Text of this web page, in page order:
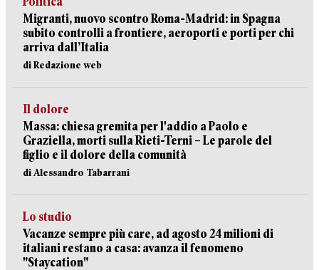
Migranti, nuovo scontro Roma-Madrid: in Spagna
subito controlli a frontiere, aeroporti e porti per chi
arriva dall’Italia
di Redazione web
Il dolore
Massa: chiesa gremita per l'addio a Paolo e
Graziella, morti sulla Rieti-Terni – Le parole del
figlio e il dolore della comunità
di Alessandro Tabarrani
Lo studio
Vacanze sempre più care, ad agosto 24 milioni di
italiani restano a casa: avanza il fenomeno
"Staycation"